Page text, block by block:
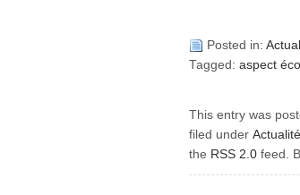
Posted in:
Tagged: aspect
This entry was
filed under
the RSS 2.0 feed.